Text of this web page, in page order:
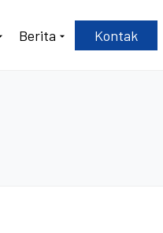
Berita Kontak